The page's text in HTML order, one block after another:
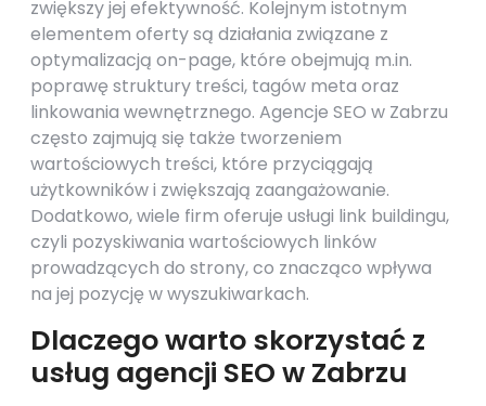
zwiększy jej efektywność. Kolejnym istotnym
elementem oferty są działania związane z
optymalizacją on-page, które obejmują m.in.
poprawę struktury treści, tagów meta oraz
linkowania wewnętrznego. Agencje SEO w Zabrzu
często zajmują się także tworzeniem
wartościowych treści, które przyciągają
użytkowników i zwiększają zaangażowanie.
Dodatkowo, wiele firm oferuje usługi link buildingu,
czyli pozyskiwania wartościowych linków
prowadzących do strony, co znacząco wpływa
na jej pozycję w wyszukiwarkach.
Dlaczego warto skorzystać z
usług agencji SEO w Zabrzu